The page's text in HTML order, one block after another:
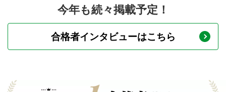
今年も続々掲載予定！
合格者インタビューはこちら